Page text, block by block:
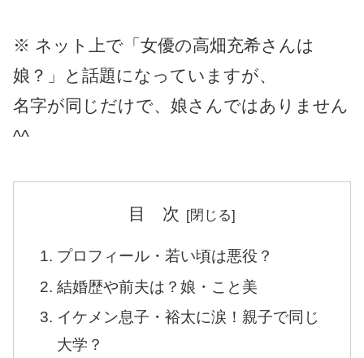
※ ネット上で「女優の高畑充希さんは
娘？」と話題になっていますが、
名字が同じだけで、娘さんではありません
^^
目 次
プロフィール・若い頃は悪役？
結婚歴や前夫は？娘・こと美
イケメン息子・裕太に涙！親子で同じ
大学？